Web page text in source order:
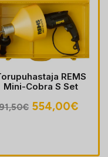
REMS
Mini-Cobra S Set
€ Algne
554,00€